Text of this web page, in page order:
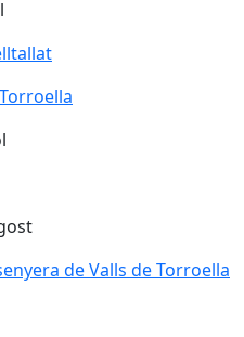
de Valls de Torroella